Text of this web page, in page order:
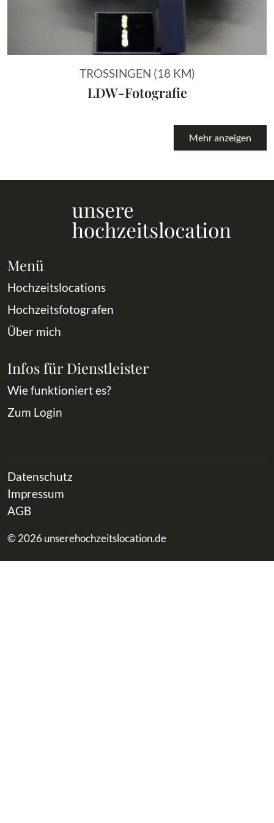
TROSSINGEN (18 KM)
LDW-Fotografie
Mehr anzeigen
Menü
Hochzeitslocations
Hochzeitsfotografen
Über mich
Infos für Dienstleister
Wie funktioniert es?
Zum Login
Datenschutz
Impressum
AGB
© 2026 unserehochzeitslocation.de